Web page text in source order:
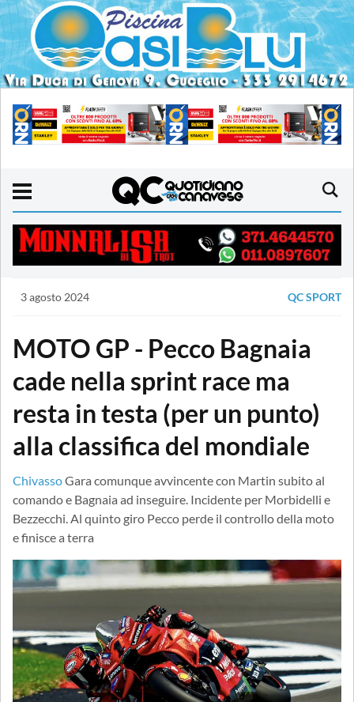
3 agosto 2024 QC SPORT
MOTO GP - Pecco Bagnaia
cade nella sprint race ma
resta in testa (per un punto)
alla classifica del mondiale
ChivassoGara comunque avvincente con Martin subito al
comando e Bagnaia ad inseguire. Incidente per Morbidelli e
Bezzecchi. Al quinto giro Pecco perde il controllo della moto
e finisce a terra